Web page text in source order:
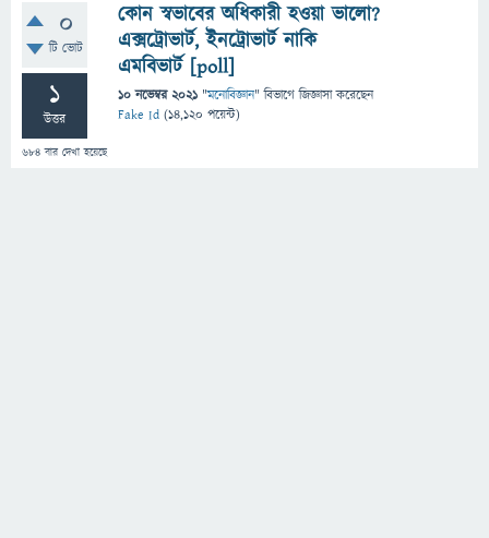
0
টি ভোট
1
উত্তর
684 বার দেখা হয়েছে
কোন স্বভাবের অধিকারী হওয়া ভালো?
এক্সট্রোভার্ট, ইনট্রোভার্ট নাকি
এমবিভার্ট [poll]
10 নভেম্বর 2021 "মনোবিজ্ঞান" বিভাগে জিজ্ঞাসাকরেছেন
Fake Id (14,120 পয়েন্ট)